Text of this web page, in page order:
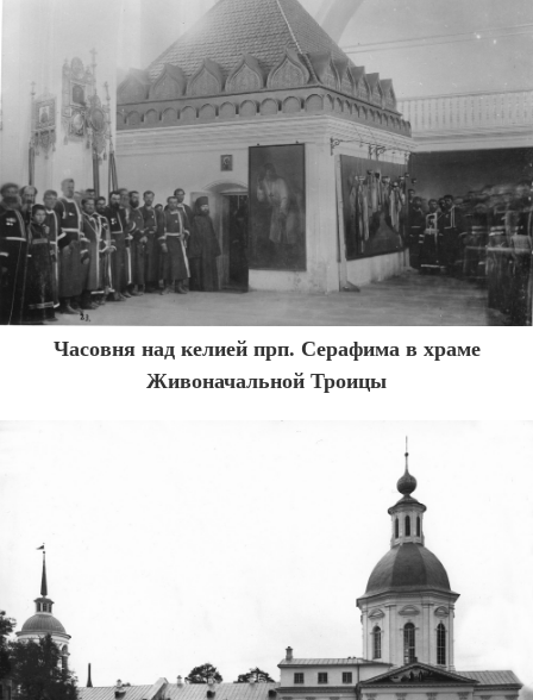
Часовня над келией прп. Серафима в храме
Живоначальной Троицы